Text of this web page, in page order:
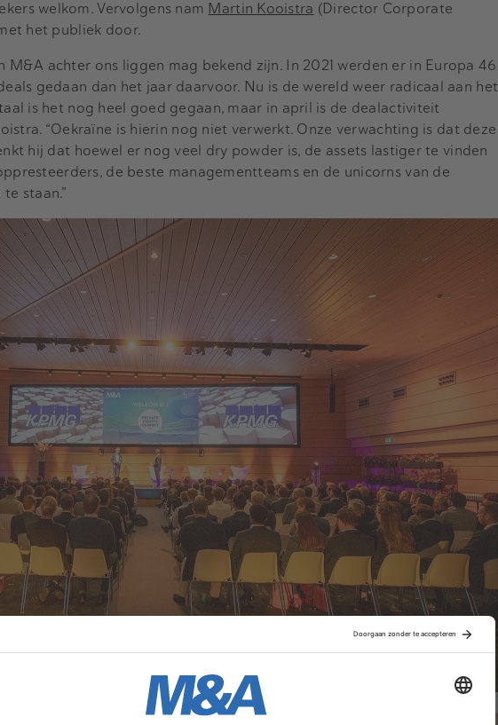
welkom. Vervolgens nam Martin Kooistra (Director Corporate
het publiek door.
M&A achter ons liggen mag bekend zijn. In 2021 werden er in Europa 46
gedaan dan het jaar daarvoor. Nu is de wereld weer radicaal aan het
is het nog heel goed gegaan, maar in april is de dealactiviteit
“Oekraïne is hierin nog niet verwerkt. Onze verwachting is dat deze
hij dat hoewel er nog veel dry powder is, de assets lastiger te vinden
de beste managementteams en de unicorns van de
staan.”